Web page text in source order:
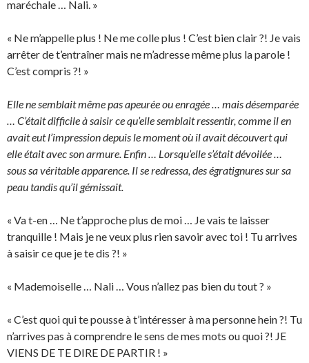
maréchale … Nali. »
« Ne m’appelle plus ! Ne me colle plus ! C’est bien clair ?! Je vais
arrêter de t’entraîner mais ne m’adresse même plus la parole !
C’est compris ?! »
Elle ne semblait même pas apeurée ou enragée … mais désemparée
… C’était difficile à saisir ce qu’elle semblait ressentir, comme il en
avait eut l’impression depuis le moment où il avait découvert qui
elle était avec son armure. Enfin … Lorsqu’elle s’était dévoilée …
sous sa véritable apparence. Il se redressa, des égratignures sur sa
peau tandis qu’il gémissait.
« Va t-en … Ne t’approche plus de moi … Je vais te laisser
tranquille ! Mais je ne veux plus rien savoir avec toi ! Tu arrives
à saisir ce que je te dis ?! »
« Mademoiselle … Nali … Vous n’allez pas bien du tout ? »
« C’est quoi qui te pousse à t’intéresser à ma personne hein ?! Tu
n’arrives pas à comprendre le sens de mes mots ou quoi ?! JE
VIENS DE TE DIRE DE PARTIR ! »